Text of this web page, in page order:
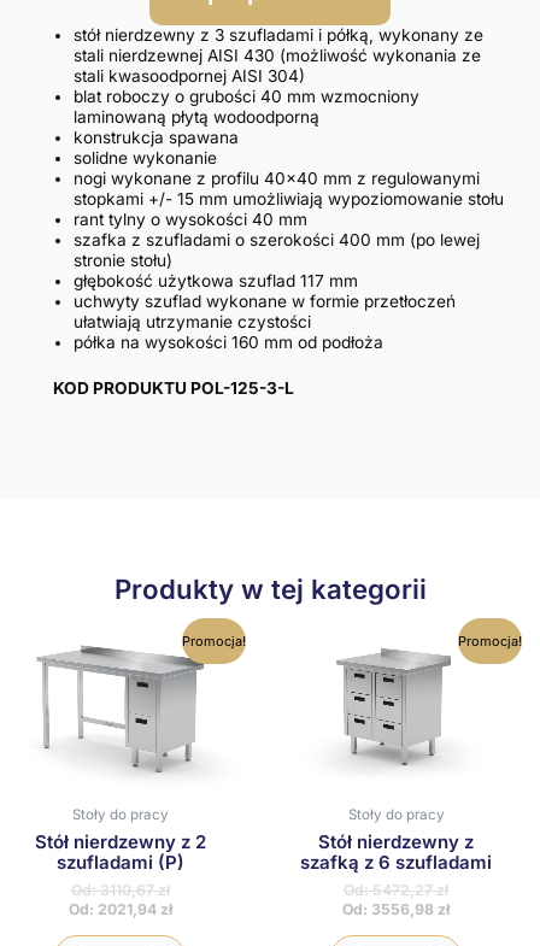
stół nierdzewny z 3 szufladami i półką, wykonany ze
stali nierdzewnej AISI 430 (możliwość wykonania ze
stali kwasoodpornej AISI 304)
blat roboczy o grubości 40 mm wzmocniony
laminowaną płytą wodoodporną
konstrukcja spawana
solidne wykonanie
nogi wykonane z profilu 40×40 mm z regulowanymi
stopkami +/- 15 mm umożliwiają wypoziomowanie stołu
rant tylny o wysokości 40 mm
szafka z szufladami o szerokości 400 mm (po lewej
stronie stołu)
głębokość użytkowa szuflad 117 mm
uchwyty szuflad wykonane w formie przetłoczeń
ułatwiają utrzymanie czystości
półka na wysokości 160 mm od podłoża
KOD PRODUKTU POL-125-3-L
Produkty w tej kategorii
Promocja!
Stoły do pracy
Stół nierdzewny z 2
szufladami (P)
Od:3110,67zł
Od: 2021,94 zł
Ten
produkt
ma
wiele
można
produktu
Promocja!
Stoły do pracy
Stół nierdzewny z
szafką z 6 szufladami
Od:5472,27zł
Od: 3556,98 zł
Ten
produkt
produktu